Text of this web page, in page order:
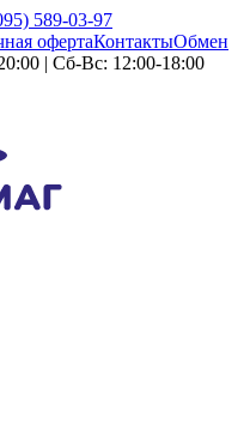
589-03-97
офертаКонтактыОбмен
| Сб-Вс: 12:00-18:00